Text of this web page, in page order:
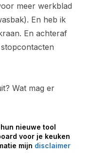
meer werkblad
En heb ik
En achteraf
Wat mag er
nieuwe tool
voor je keuken
mijn disclaimer